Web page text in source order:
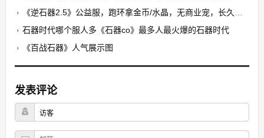
《逆石器2.5》公益服，跑环拿金币/水晶，无商业宠，长久稳定
石器时代哪个服人多《石器co》最多人最火爆的石器时代
《百战石器》人气展示图
发表评论